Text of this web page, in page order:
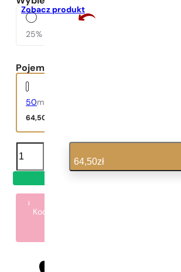
Zobacz produkt
25%
Pojemność:
50ml
64,50
ilość
N°
58
64,50zł
i
Kod: